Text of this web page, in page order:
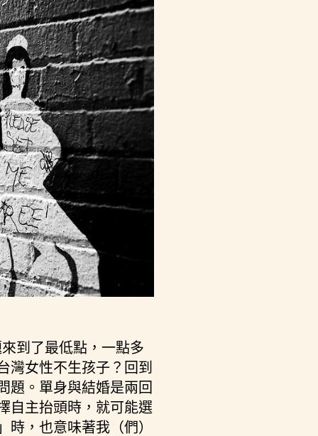
到了最低點，一點多
灣女性不生孩子？回到
題。單身與結婚是兩回
自主抬頭時，就可能選
，也意味著我（們）